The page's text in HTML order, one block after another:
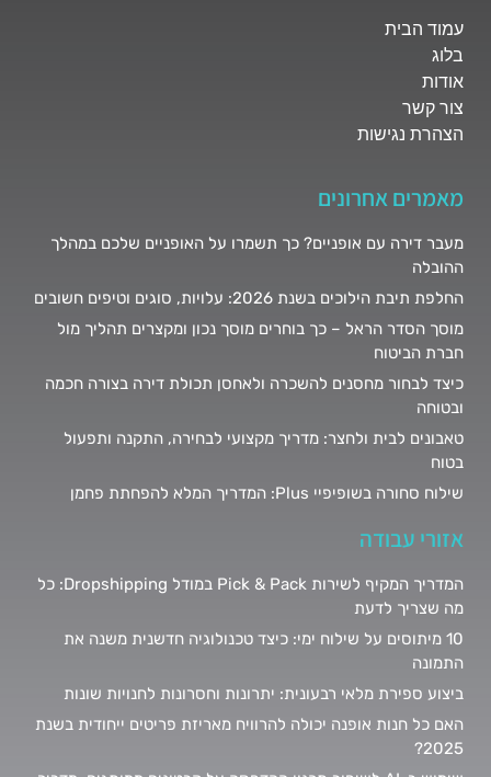
עמוד הבית
בלוג
אודות
צור קשר
הצהרת נגישות
מאמרים אחרונים
מעבר דירה עם אופניים? כך תשמרו על האופניים שלכם במהלך
ההובלה
החלפת תיבת הילוכים בשנת 2026: עלויות, סוגים וטיפים חשובים
מוסך הסדר הראל – כך בוחרים מוסך נכון ומקצרים תהליך מול
חברת הביטוח
כיצד לבחור מחסנים להשכרה ולאחסן תכולת דירה בצורה חכמה
ובטוחה
טאבונים לבית ולחצר: מדריך מקצועי לבחירה, התקנה ותפעול
בטוח
שילוח סחורה בשופיפיי Plus: המדריך המלא להפחתת פחמן
אזורי עבודה
המדריך המקיף לשירות Pick & Pack במודל Dropshipping: כל
מה שצריך לדעת
10 מיתוסים על שילוח ימי: כיצד טכנולוגיה חדשנית משנה את
התמונה
ביצוע ספירת מלאי רבעונית: יתרונות וחסרונות לחנויות שונות
האם כל חנות אופנה יכולה להרוויח מאריזת פריטים ייחודית בשנת
2025?